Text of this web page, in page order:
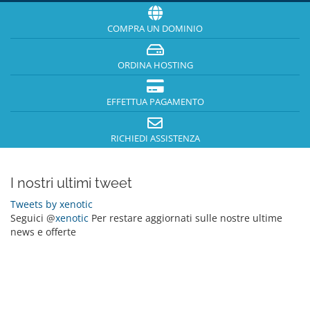
COMPRA UN DOMINIO
ORDINA HOSTING
EFFETTUA PAGAMENTO
RICHIEDI ASSISTENZA
I nostri ultimi tweet
Tweets by xenotic
Seguici @xenotic Per restare aggiornati sulle nostre ultime
news e offerte